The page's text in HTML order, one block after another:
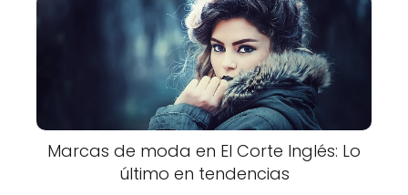
Marcas de moda en El Corte Inglés: Lo
último en tendencias